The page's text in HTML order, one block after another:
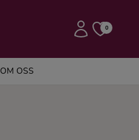
0
OM OSS